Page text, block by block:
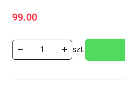
Cena:
99.00
szt.